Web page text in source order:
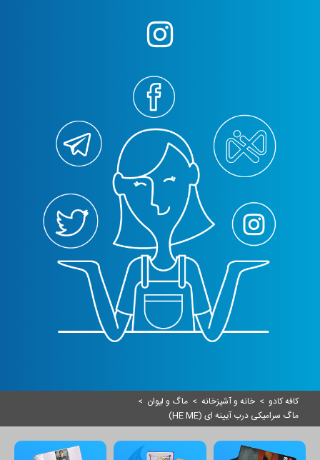
کافه کادو > خانه و آشپزخانه > ماگ و لیوان >
ماگ سرامیکی درب آیینه ای (HE ME)